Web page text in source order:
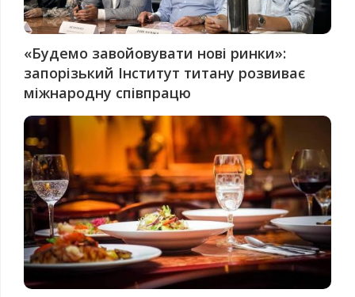
«Будемо завойовувати нові ринки»:
запорізький Інститут титану розвиває
міжнародну співпрацю